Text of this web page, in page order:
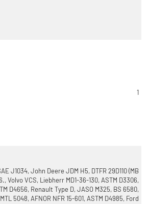
1
J1034, John Deere JDM H5, DTFR 29D110 (MB
Volvo VCS, Liebherr MD1-36-130, ASTM D3306,
D4656, Renault Type D, JASO M325, BS 6580,
MTL 5048, AFNOR NFR 15-601, ASTM D4985, Ford